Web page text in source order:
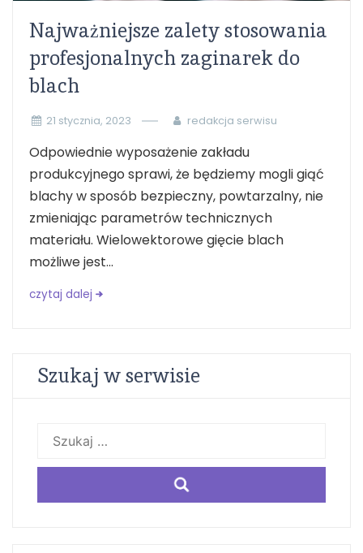
Najważniejsze zalety stosowania
profesjonalnych zaginarek do
blach
21 stycznia, 2023 redakcja serwisu
Odpowiednie wyposażenie zakładu
produkcyjnego sprawi, że będziemy mogli giąć
blachy w sposób bezpieczny, powtarzalny, nie
zmieniając parametrów technicznych
materiału. Wielowektorowe gięcie blach
możliwe jest...
czytaj dalej
Szukaj w serwisie
Szukaj: